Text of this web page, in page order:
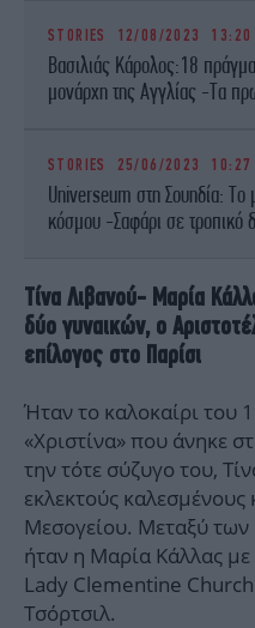
STORIES 12/08/2023 13:20
Βασιλιάς Κάρολος:18
μονάρχη της Αγγλίας -Τα
STORIES 25/06/2023 10:27
Universeum στη Σουηδία: Το
κόσμου -Σαφάρι σε τροπικό
Τίνα Λιβανού- Μαρία
δύο γυναικών, ο
επίλογος στο Παρίσι
Ήταν το καλοκαίρι του
«Χριστίνα» που άνηκε
την τότε σύζυγο του,
εκλεκτούς
Μεσογείου. Μεταξύ
ήταν η Μαρία Κάλλας με
Lady Clementine
Τσόρτσιλ.